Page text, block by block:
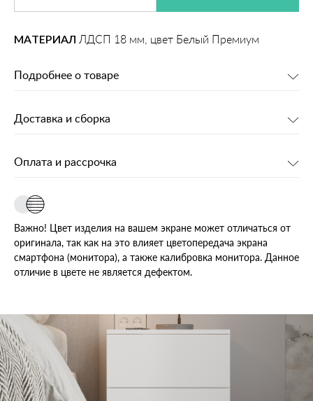
МАТЕРИАЛ ЛДСП 18 мм, цвет Белый Премиум
Подробнее о товаре
Доставка и сборка
Оплата и рассрочка
Важно! Цвет изделия на вашем экране может отличаться от
оригинала, так как на это влияет цветопередача экрана
смартфона (монитора), а также калибровка монитора. Данное
отличие в цвете не является дефектом.